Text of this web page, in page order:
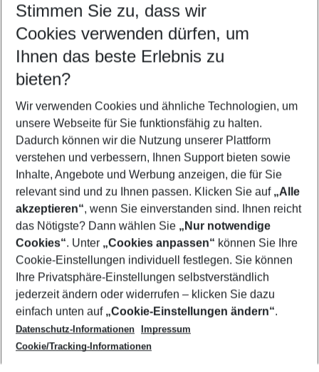
Abflughafen wählen
Beliebiger Abflughafen
Reisezeitraum wählen
11.08.26– 09.08.27 5-8 Nächte
2 Erwachsene Keine Kinder
Mehr Filter anzeigen
Footer
Footer navigation
Über uns
AGB
Cookie-Einstellungen ändern
Cookie-Richtlinie
Datenschutz
Service & Hilfe
Barrierefreies Reisen
Check-in
Folgen Sie uns
Stimmen Sie zu, dass wir
Cookies verwenden dürfen, um
Ihnen das beste Erlebnis zu
bieten?
Wir verwenden Cookies und ähnliche Technologien, um
unsere Webseite für Sie funktionsfähig zu halten.
Dadurch können wir die Nutzung unserer Plattform
verstehen und verbessern, Ihnen Support bieten sowie
Inhalte, Angebote und Werbung anzeigen, die für Sie
relevant sind und zu Ihnen passen. Klicken Sie auf „Alle
akzeptieren“, wenn Sie einverstanden sind. Ihnen reicht
das Nötigste? Dann wählen Sie „Nur notwendige
Cookies“. Unter „Cookies anpassen“ können Sie Ihre
Cookie-Einstellungen individuell festlegen. Sie können
Ihre Privatsphäre-Einstellungen selbstverständlich
jederzeit ändern oder widerrufen – klicken Sie dazu
einfach unten auf „Cookie-Einstellungen ändern“.
Datenschutz-Informationen
Impressum
Cookie/Tracking-Informationen